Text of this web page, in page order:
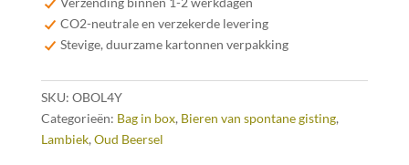
Lambiek
3,1
aantal
CO2-neutrale en verzekerde levering
Stevige, duurzame kartonnen verpakking
SKU: OBOL4Y
Categorieën: Bag in box, Bieren van spontane gisting,
Lambiek, Oud Beersel